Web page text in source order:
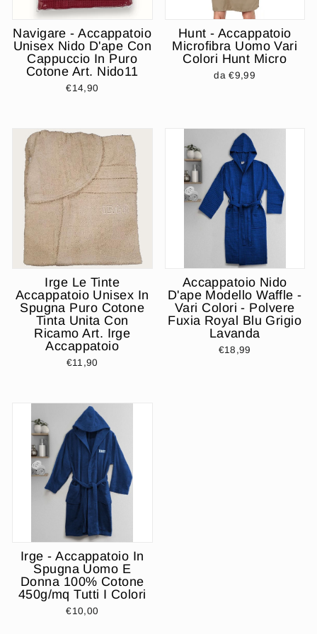
Navigare - Accappatoio
Unisex Nido D'ape Con
Cappuccio In Puro
Cotone Art. Nido11
€14,90
Hunt - Accappatoio
Microfibra Uomo Vari
Colori Hunt Micro
da €9,99
Irge Le Tinte
Accappatoio Unisex In
Spugna Puro Cotone
Tinta Unita Con
Ricamo Art. Irge
Accappatoio
€11,90
Accappatoio Nido
D'ape Modello Waffle -
Vari Colori - Polvere
Fuxia Royal Blu Grigio
Lavanda
€18,99
Irge - Accappatoio In
Spugna Uomo E
Donna 100% Cotone
450g/mq Tutti I Colori
€10,00